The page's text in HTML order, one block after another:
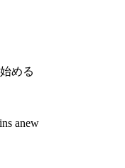
める
anew